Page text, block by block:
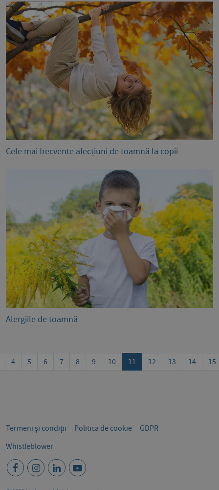
Cele mai frecvente afecțiuni de toamnă la copii
Alergiile de toamnă
4 5 6 7 8 9 10 11 12 13 14 15
Termeni și condiții Politica de cookie
GDPR
Whistleblower